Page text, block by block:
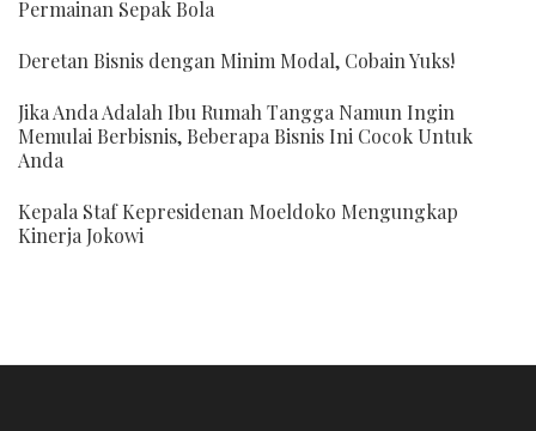
Permainan Sepak Bola
Deretan Bisnis dengan Minim Modal, Cobain Yuks!
Jika Anda Adalah Ibu Rumah Tangga Namun Ingin
Memulai Berbisnis, Beberapa Bisnis Ini Cocok Untuk
Anda
Kepala Staf Kepresidenan Moeldoko Mengungkap
Kinerja Jokowi